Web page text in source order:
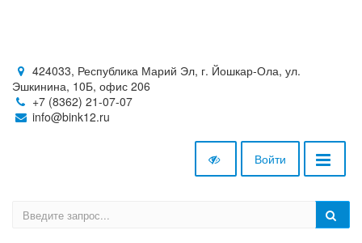
424033, Республика Марий Эл, г. Йошкар-Ола, ул.
Эшкинина, 10Б, офис 206
+7 (8362) 21-07-07
info@bink12.ru
Войти